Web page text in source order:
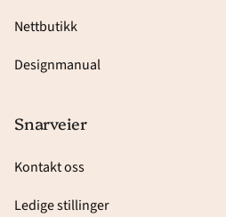
Nettbutikk
Designmanual
Snarveier
Kontakt oss
Ledige stillinger